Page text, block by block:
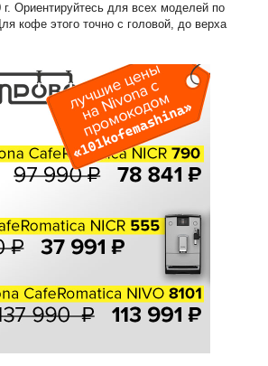
г. Ориентируйтесь для всех моделей по
кофе этого точно с головой, до верха